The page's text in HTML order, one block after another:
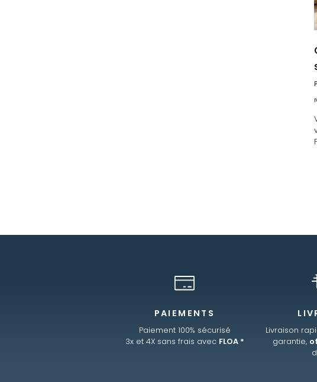
PAIEMENTS
Paiement 100% sécurisé
3x et 4X sans frais avec FLOA *
Livraison
garantie,